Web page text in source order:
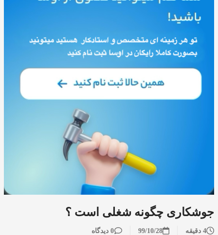
جوشکاری چگونه شغلی است ؟
4 دقیقه 99/10/28 0 دیدگاه